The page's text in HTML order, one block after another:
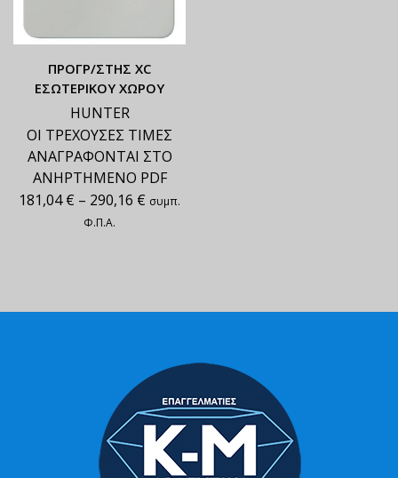
ΠΡΟΓΡ/ΣΤΗΣ XC
ΕΣΩΤΕΡΙΚΟΥ ΧΩΡΟΥ
HUNTER
ΟΙ ΤΡΕΧΟΥΣΕΣ ΤΙΜΕΣ
ΑΝΑΓΡΑΦΟΝΤΑΙ ΣΤΟ
ΑΝΗΡΤΗΜΕΝΟ PDF
181,04€ – 290,16 € συμπ.
Φ.Π.Α.